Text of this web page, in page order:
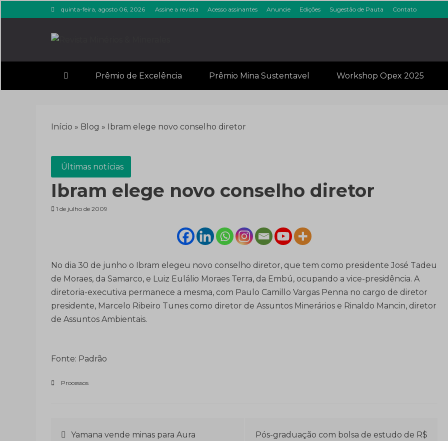
to
quinta-feira, agosto 06, 2026 Assine a revista Acesso assinantes Anuncie Edições Sugestão de Pauta Contato
Revista Minérios &
Prêmio de Excelência Prêmio Mina Sustentavel Workshop Opex 2025
Início » Blog » Ibram elege novo conselho diretor
Últimas notícias
Ibram elege novo conselho diretor
1 de julho de 2009
No dia 30 de junho o Ibram elegeu novo conselho diretor, que tem como presidente José Tadeu
de Moraes, da Samarco, e Luiz Eulálio Moraes Terra, da Embú, ocupando a vice-presidência. A
diretoria-executiva permanece a mesma, com Paulo Camillo Vargas Penna no cargo de diretor
presidente, Marcelo Ribeiro Tunes como diretor de Assuntos Minerários e Rinaldo Mancin, diretor
de Assuntos Ambientais.
Fonte: Padrão
Processos
Navegação
Yamana vende minas para Aura
Pós-graduação com bolsa de estudo de R$